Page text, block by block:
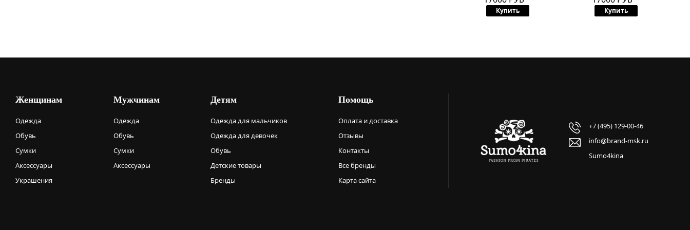
Купить Купить
Женщинам
Одежда
Обувь
Сумки
Аксессуары
Украшения
Мужчинам
Одежда
Обувь
Сумки
Аксессуары
Детям
Одежда для мальчиков
Одежда для девочек
Обувь
Детские товары
Бренды
Помощь
Оплата и доставка
Отзывы
Контакты
Все бренды
Карта сайта
+7 (495) 129-00-46
info@brand-msk.ru
Sumo4kina